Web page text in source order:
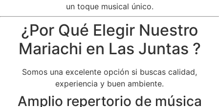
un toque musical único.
¿Por Qué Elegir Nuestro
Mariachi en Las Juntas ?
Somos una excelente opción si buscas calidad,
experiencia y buen ambiente.
Amplio repertorio de música